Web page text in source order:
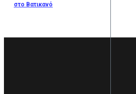
στο Βατικανό